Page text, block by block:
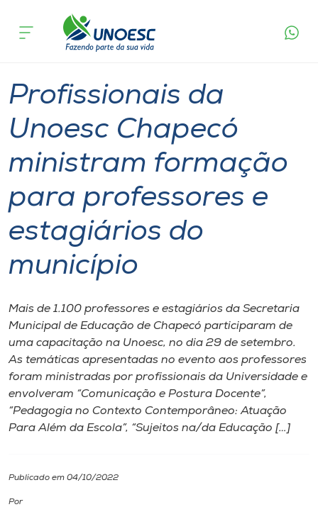
Cursos
Pesquisa
Atendimento ao Estudante
Portal de Ensino
Unoesc
Internacionalização
I.nova
Diplomados
Cultura
CPA
acontece
município
Profissionais da
Unoesc Chapecó
ministram formação
para professores e
estagiários do
município
Mais de 1.100 professores e estagiários da Secretaria
Municipal de Educação de Chapecó participaram de
uma capacitação na Unoesc, no dia 29 de setembro.
As temáticas apresentadas no evento aos professores
foram ministradas por profissionais da Universidade e
envolveram “Comunicação e Postura Docente”,
“Pedagogia no Contexto Contemporâneo: Atuação
Para Além da Escola”, “Sujeitos na/da Educação […]
Publicado em 04/10/2022
Por